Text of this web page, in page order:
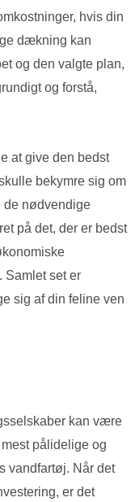
hvis din
dækning kan
og den valgte plan,
og forstå,
at give den bedst
bekymre sig om
de nødvendige
på det, der er bedst
Samlet set er
sig af din feline ven
kan være
pålidelige og
vandfartøj. Når det
er det